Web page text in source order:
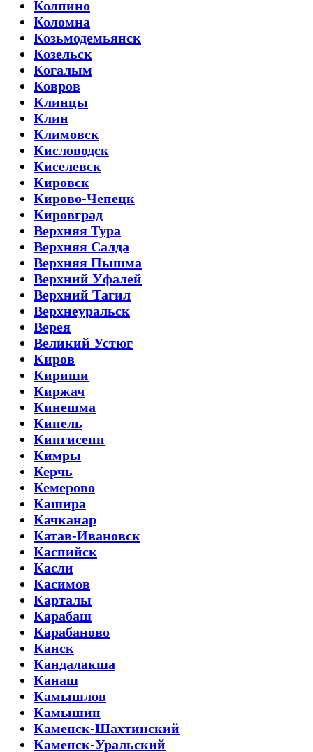
Колпино
Коломна
Козьмодемьянск
Козельск
Когалым
Ковров
Клинцы
Клин
Климовск
Кисловодск
Киселевск
Кировск
Кирово-Чепецк
Кировград
Верхняя Тура
Верхняя Салда
Верхняя Пышма
Верхний Уфалей
Верхний Тагил
Верхнеуральск
Верея
Великий Устюг
Киров
Кириши
Киржач
Кинешма
Кинель
Кингисепп
Кимры
Керчь
Кемерово
Кашира
Качканар
Катав-Ивановск
Каспийск
Касли
Касимов
Карталы
Карабаш
Карабаново
Канск
Кандалакша
Канаш
Камышлов
Камышин
Каменск-Шахтинский
Каменск-Уральский